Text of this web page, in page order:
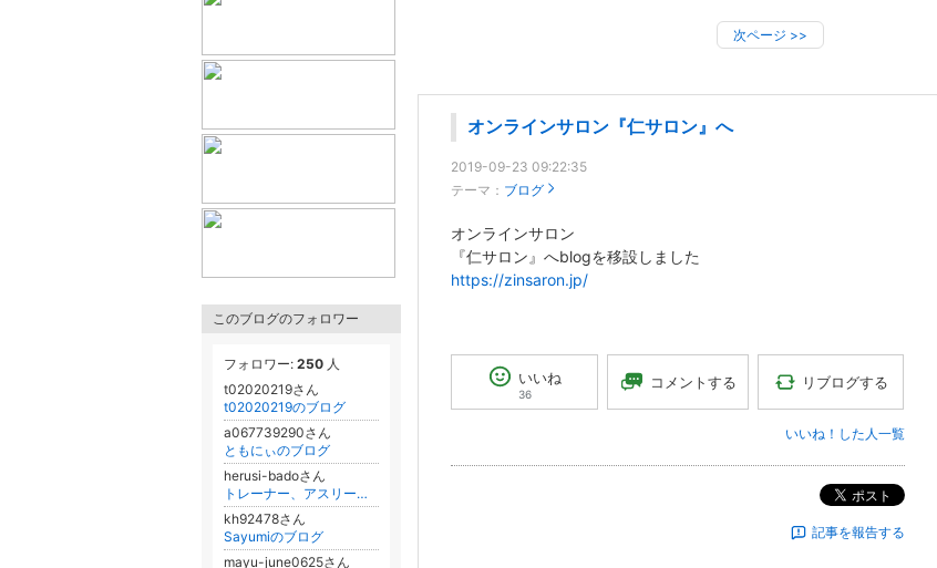
次ページ >>
オンラインサロン『仁サロン』へ
2019-09-23 09:22:35
テーマ： ブログ
オンラインサロン
『仁サロン』へblogを移設しました
https://zinsaron.jp/
いいね
36
コメントする リブログする
いいね！した人一覧
ポスト
記事を報告する
このブログのフォロワー
フォロワー: 250 人
t02020219さん
t02020219のブログ
a067739290さん
ともにぃのブログ
herusi-badoさん
トレーナー、アスリートのためのトレーニング効果が倍増する食事と栄養 ～簡単スリム飯～
kh92478さん
Sayumiのブログ
mayu-june0625さん